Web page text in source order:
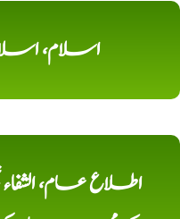
اسلام،
اطلاع عام،